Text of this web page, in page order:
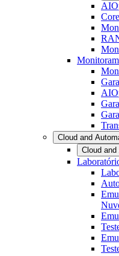
Cloud and
Cloud